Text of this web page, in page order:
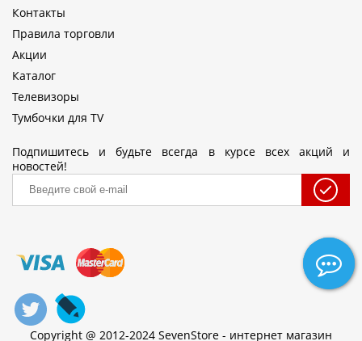
Контакты
Правила торговли
Акции
Каталог
Телевизоры
Тумбочки для TV
Подпишитесь и будьте всегда в курсе всех акций и
новостей!
Copyright @ 2012-2024 SevenStore - интернет магазин